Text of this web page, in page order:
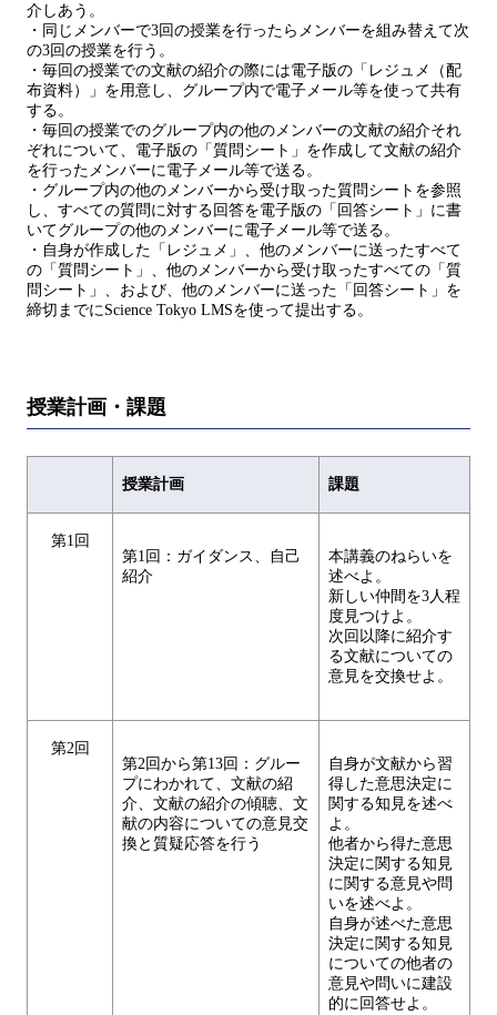
介しあう。
・同じメンバーで3回の授業を行ったらメンバーを組み替えて次
の3回の授業を行う。
・毎回の授業での文献の紹介の際には電子版の「レジュメ（配
布資料）」を用意し、グループ内で電子メール等を使って共有
する。
・毎回の授業でのグループ内の他のメンバーの文献の紹介それ
ぞれについて、電子版の「質問シート」を作成して文献の紹介
を行ったメンバーに電子メール等で送る。
・グループ内の他のメンバーから受け取った質問シートを参照
し、すべての質問に対する回答を電子版の「回答シート」に書
いてグループの他のメンバーに電子メール等で送る。
・自身が作成した「レジュメ」、他のメンバーに送ったすべて
の「質問シート」、他のメンバーから受け取ったすべての「質
問シート」、および、他のメンバーに送った「回答シート」を
締切までにScience Tokyo LMSを使って提出する。
授業計画・課題
授業計画 課題
第1回
第1回：ガイダンス、自己
紹介
本講義のねらいを
述べよ。
新しい仲間を3人程
度見つけよ。
次回以降に紹介す
る文献についての
意見を交換せよ。
第2回
第2回から第13回：グルー
プにわかれて、文献の紹
介、文献の紹介の傾聴、文
献の内容についての意見交
換と質疑応答を行う
自身が文献から習
得した意思決定に
関する知見を述べ
よ。
他者から得た意思
決定に関する知見
に関する意見や問
いを述べよ。
自身が述べた意思
決定に関する知見
についての他者の
意見や問いに建設
的に回答せよ。